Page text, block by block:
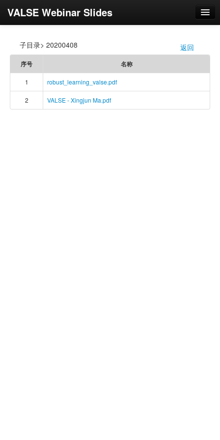
VALSE Webinar Slides
/
子目录> 20200408 返回
序号 名称
1 robust_learning_valse.pdf
2 VALSE - Xingjun Ma.pdf